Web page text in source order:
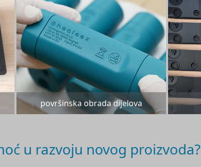
površinska obrada dijelova
u razvoju novog proizvoda?